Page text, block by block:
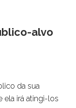
alvo
da sua
ela irá atingi-los